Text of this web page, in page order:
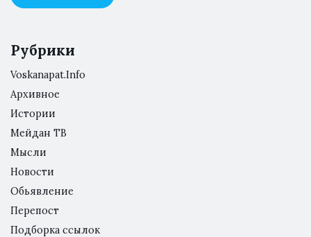
Рубрики
Voskanapat.Info
Архивное
Истории
Мейдан ТВ
Мысли
Новости
Обьявление
Перепост
Подборка ссылок